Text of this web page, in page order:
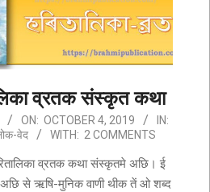
व्रतक संस्कृत कथा
ON: OCTOBER 4, 2019
IN:
वेद WITH: 2 COMMENTS
व्रतक कथा संस्कृतमे अछि। ई
से ऋषि-मुनिक वाणी थीक तें ओ शब्द